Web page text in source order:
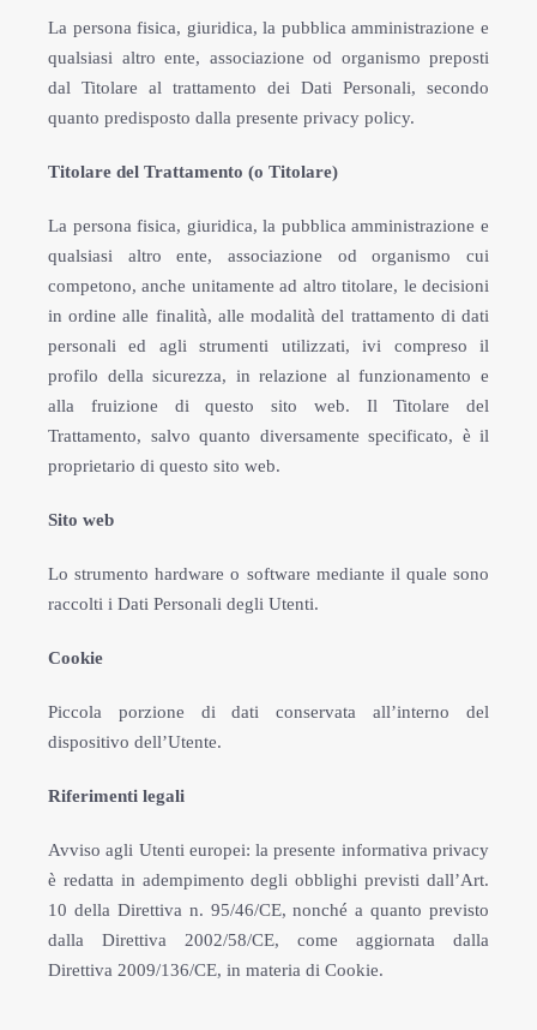
La persona fisica, giuridica, la pubblica amministrazione e
qualsiasi altro ente, associazione od organismo preposti
dal Titolare al trattamento dei Dati Personali, secondo
quanto predisposto dalla presente privacy policy.
Titolare del Trattamento (o Titolare)
La persona fisica, giuridica, la pubblica amministrazione e
qualsiasi altro ente, associazione od organismo cui
competono, anche unitamente ad altro titolare, le decisioni
in ordine alle finalità, alle modalità del trattamento di dati
personali ed agli strumenti utilizzati, ivi compreso il
profilo della sicurezza, in relazione al funzionamento e
alla fruizione di questo sito web. Il Titolare del
Trattamento, salvo quanto diversamente specificato, è il
proprietario di questo sito web.
Sito web
Lo strumento hardware o software mediante il quale sono
raccolti i Dati Personali degli Utenti.
Cookie
Piccola porzione di dati conservata all’interno del
dispositivo dell’Utente.
Riferimenti legali
Avviso agli Utenti europei: la presente informativa privacy
è redatta in adempimento degli obblighi previsti dall’Art.
10 della Direttiva n. 95/46/CE, nonché a quanto previsto
dalla Direttiva 2002/58/CE, come aggiornata dalla
Direttiva 2009/136/CE, in materia di Cookie.